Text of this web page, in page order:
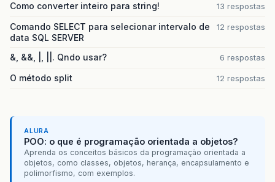
Como converter inteiro para string! 13 respostas
Comando SELECT para selecionar intervalo de
data SQL SERVER
12 respostas
&, &&, |, ||. Qndo usar? 6 respostas
O método split 12 respostas
ALURA
POO: o que é programação orientada a objetos?
Aprenda os conceitos básicos da programação orientada a
objetos, como classes, objetos, herança, encapsulamento e
polimorfismo, com exemplos.